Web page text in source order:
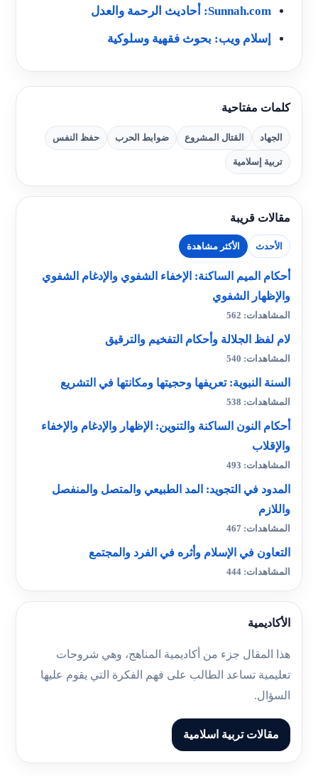
Sunnah.com: أحاديث الرحمة والعدل
إسلام ويب: بحوث فقهية وسلوكية
كلمات مفتاحية
الجهاد القتال المشروع ضوابط الحرب حفظ النفس
تربية إسلامية
مقالات قريبة
الأحدث الأكثر مشاهدة
أحكام الميم الساكنة: الإخفاء الشفوي والإدغام الشفوي
والإظهار الشفوي
المشاهدات: 562
لام لفظ الجلالة وأحكام التفخيم والترقيق
المشاهدات: 540
السنة النبوية: تعريفها وحجيتها ومكانتها في التشريع
المشاهدات: 538
أحكام النون الساكنة والتنوين: الإظهار والإدغام والإخفاء
والإقلاب
المشاهدات: 493
المدود في التجويد: المد الطبيعي والمتصل والمنفصل
واللازم
المشاهدات: 467
التعاون في الإسلام وأثره في الفرد والمجتمع
المشاهدات: 444
الأكاديمية
هذا المقال جزء من أكاديمية المناهج، وهي شروحات
تعليمية تساعد الطالب على فهم الفكرة التي يقوم عليها
السؤال.
مقالات تربية اسلامية